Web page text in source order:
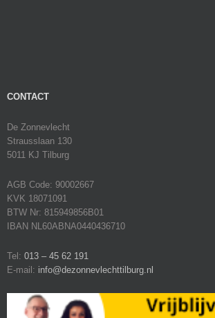
CONTACT
De Zonnevlecht
Strausslaan 130
5011 KJ Tilburg
AGB Code: 90002667
KVK 18071091
BTW Nr: 815949856B01
IBAN NL60ABNA0440436710
Tel: 013 – 45 62 191
E-mail: info@dezonnevlechttilburg.nl